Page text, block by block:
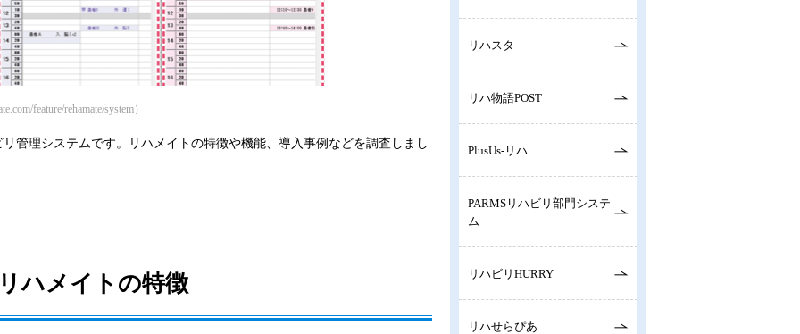
feature/rehamate/system）
管理システムです。リハメイトの特徴や機能、導入事例などを調査しまし
ハメイトの特徴
リハスタ
リハ物語POST
PlusUs-リハ
PARMSリハビリ部門システ
ム
リハビリHURRY
リハせらぴあ